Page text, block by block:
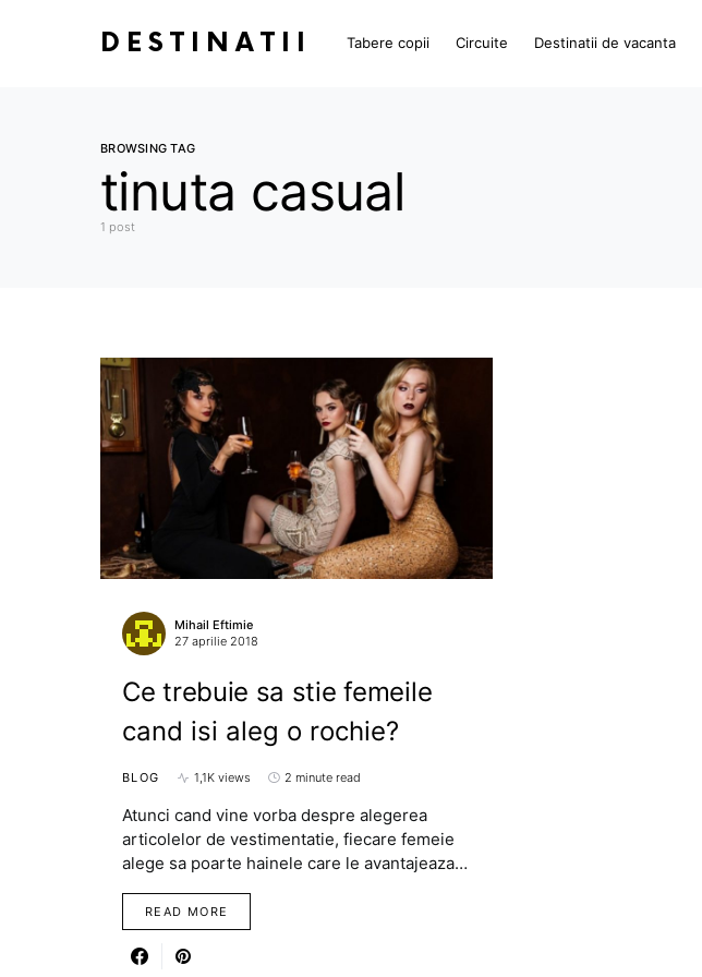
DESTINATII Tabere copii Circuite Destinatii de vacanta
BROWSING TAG
tinuta casual
1 post
Mihail Eftimie
27 aprilie 2018
Ce trebuie sa stie femeile
cand isi aleg o rochie?
BLOG 1,1K views 2 minute read
Atunci cand vine vorba despre alegerea
articolelor de vestimentatie, fiecare femeie
alege sa poarte hainele care le avantajeaza…
READ MORE